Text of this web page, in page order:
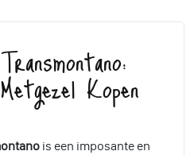
Kopen
is een imposante en